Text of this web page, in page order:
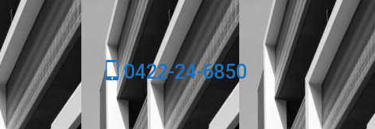
0422-24-6850